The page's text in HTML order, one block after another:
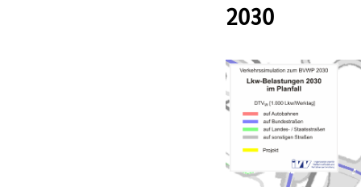
2030